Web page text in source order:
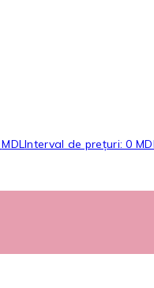
MDLInterval de prețuri: 0